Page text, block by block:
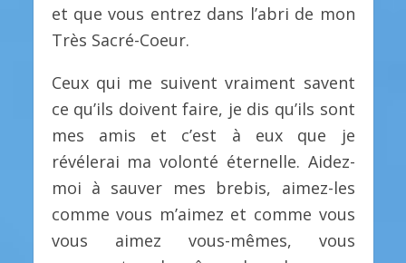
et que vous entrez dans l’abri de mon
Très Sacré-Coeur.
Ceux qui me suivent vraiment savent
ce qu’ils doivent faire, je dis qu’ils sont
mes amis et c’est à eux que je
révélerai ma volonté éternelle. Aidez-
moi à sauver mes brebis, aimez-les
comme vous m’aimez et comme vous
vous aimez vous-mêmes, vous